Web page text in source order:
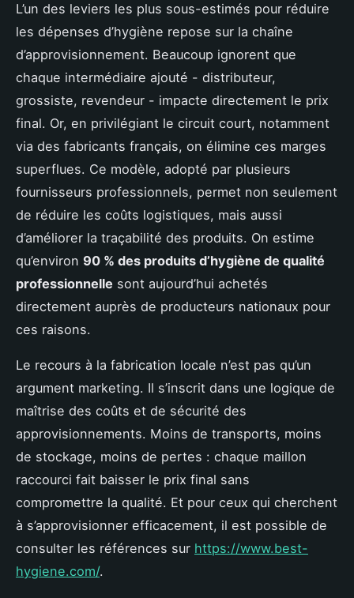
L’un des leviers les plus sous-estimés pour réduire
les dépenses d’hygiène repose sur la chaîne
d’approvisionnement. Beaucoup ignorent que
chaque intermédiaire ajouté - distributeur,
grossiste, revendeur - impacte directement le prix
final. Or, en privilégiant le circuit court, notamment
via des fabricants français, on élimine ces marges
superflues. Ce modèle, adopté par plusieurs
fournisseurs professionnels, permet non seulement
de réduire les coûts logistiques, mais aussi
d’améliorer la traçabilité des produits. On estime
qu’environ 90 % des produits d’hygiène de qualité
professionnelle sont aujourd’hui achetés
directement auprès de producteurs nationaux pour
ces raisons.
Le recours à la fabrication locale n’est pas qu’un
argument marketing. Il s’inscrit dans une logique de
maîtrise des coûts et de sécurité des
approvisionnements. Moins de transports, moins
de stockage, moins de pertes : chaque maillon
raccourci fait baisser le prix final sans
compromettre la qualité. Et pour ceux qui cherchent
à s’approvisionner efficacement, il est possible de
consulter les références sur https://www.best-
hygiene.com/.